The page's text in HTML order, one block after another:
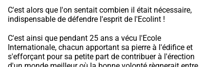
C'est alors que l'on sentait combien il était nécessaire,
indispensable de défendre l'esprit de l'Ecolint !
C'est ainsi que pendant 25 ans a vécu l'Ecole
Internationale, chacun apportant sa pierre à l'édifice et
s'efforçant pour sa petite part de contribuer à l'érection